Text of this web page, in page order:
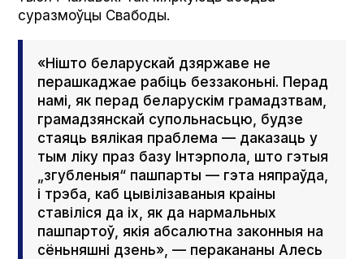
суразмоўцы Свабоды.
«Нішто беларускай дзяржаве не
перашкаджае рабіць беззаконьні. Перад
намі, як перад беларускім грамадзтвам,
грамадзянскай супольнасьцю, будзе
стаяць вялікая праблема — даказаць у
тым ліку праз базу Інтэрпола, што гэтыя
„згубленыя“ пашпарты — гэта няпраўда,
і трэба, каб цывілізаваныя краіны
ставіліся да іх, як да нармальных
пашпартоў, якія абсалютна законныя на
сёньняшні дзень», — перакананы Алесь